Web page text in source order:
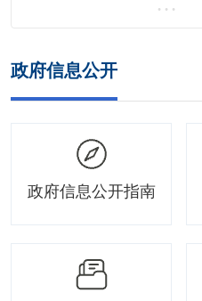
政府信息公开
政府信息公开指南